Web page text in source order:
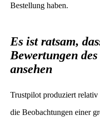
Bestellung haben.
Es ist ratsam,
Bewertungen
ansehen
Trustpilot produziert
die Beobachtungen einer